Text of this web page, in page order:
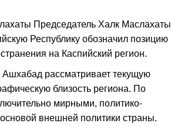
Председатель Халк Маслахаты
Республику обозначил позицию
на Каспийский регион.
рассматривает текущую
близость региона. По
мирными, политико-
внешней политики страны.